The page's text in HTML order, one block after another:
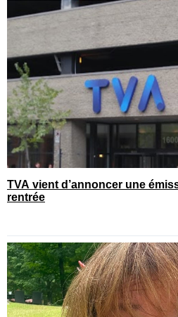
TVA vient d’annoncer une
rentrée